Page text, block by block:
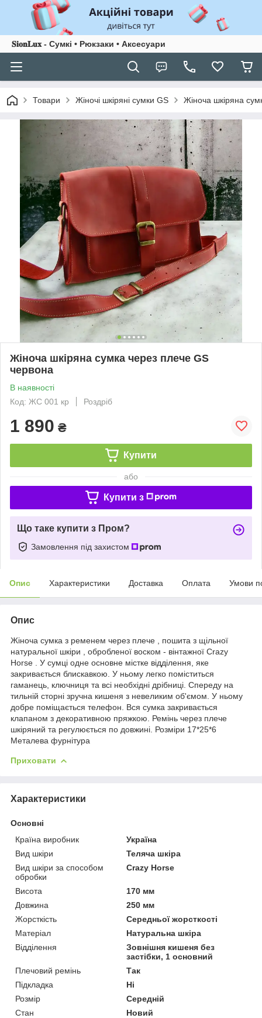
𝐒𝐢𝐨𝐧𝐋𝐮𝐱 - Сумкі • Рюкзаки • Аксесуари
Товари Жіночі шкіряні сумки GS Жіноча шкіряна
Жіноча шкіряна сумка через плече GS
червона
В наявності
Код: ЖС 001 кр
Роздріб
1 890 ₴
Купити
або
Купити з
Що таке купити з Пром?
Замовлення під захистом
Опис Характеристики Доставка Оплата Умови
Опис
Жіноча сумка з ременем через плече , пошита з щільної
натуральної шкіри , обробленої воском - вінтажної Crazy
Horse . У сумці одне основне містке відділення, яке
закривається блискавкою. У ньому легко поміститься
гаманець, ключниця та всі необхідні дрібниці. Спереду на
тильній сторні зручна кишеня з невеликим об'ємом. У ньому
добре поміщається телефон. Вся сумка закривається
клапаном з декоративною пряжкою. Ремінь через плече
шкіряний та регулюється по довжині. Розміри 17*25*6
Металева фурнітура
Приховати
Характеристики
Основні
Країна виробник
Україна
Вид шкіри
Теляча шкіра
Вид шкіри за способом
обробки
Crazy Horse
Висота
170 мм
Довжина
250 мм
Жорсткість
Середньої жорсткості
Матеріал
Натуральна шкіра
Відділення
Зовнішня кишеня без
застібки, 1 основний
Плечовий ремінь
Так
Підкладка
Ні
Розмір
Середній
Стан
Новий